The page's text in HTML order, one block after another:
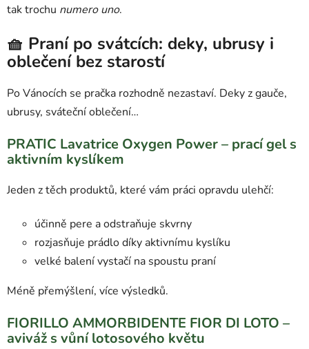
tak trochu numero uno.
🧺 Praní po svátcích: deky, ubrusy i
oblečení bez starostí
Po Vánocích se pračka rozhodně nezastaví. Deky z gauče,
ubrusy, sváteční oblečení…
PRATIC Lavatrice Oxygen Power – prací gel s
aktivním kyslíkem
Jeden z těch produktů, které vám práci opravdu ulehčí:
účinně pere a odstraňuje skvrny
rozjasňuje prádlo díky aktivnímu kyslíku
velké balení vystačí na spoustu praní
Méně přemýšlení, více výsledků.
FIORILLO AMMORBIDENTE FIOR DI LOTO –
aviváž s vůní lotosového květu